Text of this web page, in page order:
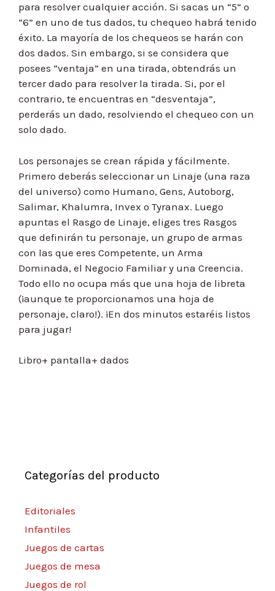
para resolver cualquier acción. Si sacas un “5” o
“6” en uno de tus dados, tu chequeo habrá tenido
éxito. La mayoría de los chequeos se harán con
dos dados. Sin embargo, si se considera que
posees “ventaja” en una tirada, obtendrás un
tercer dado para resolver la tirada. Si, por el
contrario, te encuentras en “desventaja”,
perderás un dado, resolviendo el chequeo con un
solo dado.
Los personajes se crean rápida y fácilmente.
Primero deberás seleccionar un Linaje (una raza
del universo) como Humano, Gens, Autoborg,
Salimar, Khalumra, Invex o Tyranax. Luego
apuntas el Rasgo de Linaje, eliges tres Rasgos
que definirán tu personaje, un grupo de armas
con las que eres Competente, un Arma
Dominada, el Negocio Familiar y una Creencia.
Todo ello no ocupa más que una hoja de libreta
(¡aunque te proporcionamos una hoja de
personaje, claro!). ¡En dos minutos estaréis listos
para jugar!
Libro+ pantalla+ dados
Categorías del producto
Editoriales
Infantiles
Juegos de cartas
Juegos de mesa
Juegos de rol